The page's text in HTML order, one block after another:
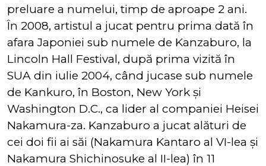
preluare a numelui, timp de aproape 2 ani.
În 2008, artistul a jucat pentru prima dată în
afara Japoniei sub numele de Kanzaburo, la
Lincoln Hall Festival, după prima vizită în
SUA din iulie 2004, când jucase sub numele
de Kankuro, în Boston, New York şi
Washington D.C., ca lider al companiei Heisei
Nakamura-za. Kanzaburo a jucat alături de
cei doi fii ai săi (Nakamura Kantaro al VI-lea şi
Nakamura Shichinosuke al II-lea) în 11